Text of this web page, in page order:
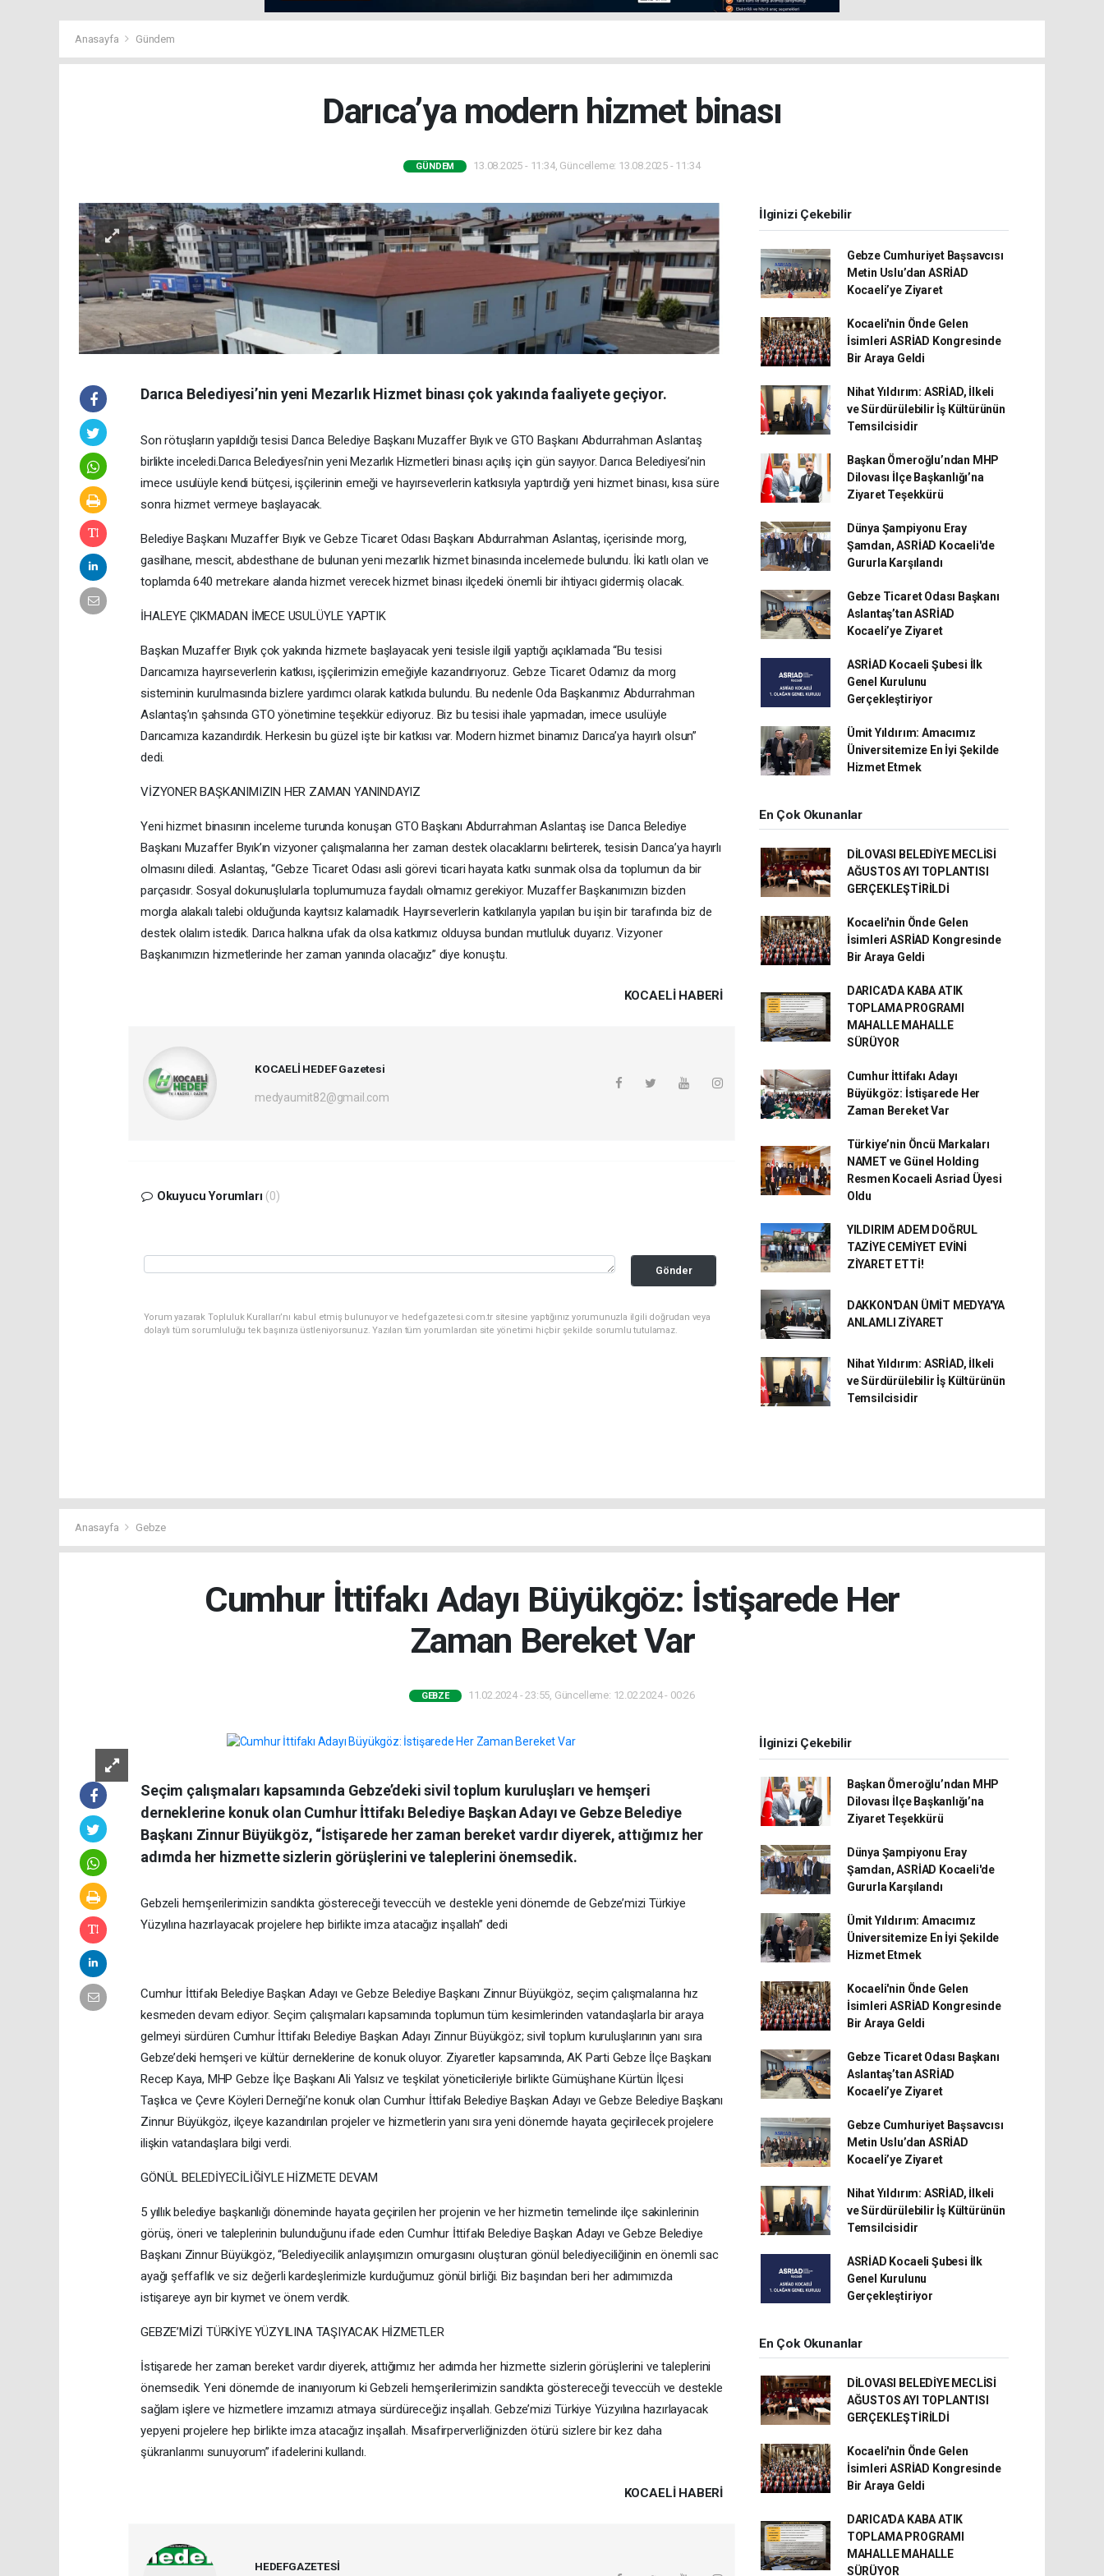
Anasayfa Gündem
Darıca’ya modern hizmet binası
GÜNDEM 13.08.2025 - 11:34, Güncelleme: 13.08.2025 - 11:34
Darıca Belediyesi’nin yeni Mezarlık Hizmet binası çok yakında faaliyete geçiyor.
Son rötuşların yapıldığı tesisi Darıca Belediye Başkanı Muzaffer Bıyık ve GTO Başkanı Abdurrahman Aslantaş
birlikte inceledi.Darıca Belediyesi’nin yeni Mezarlık Hizmetleri binası açılış için gün sayıyor. Darıca Belediyesi’nin
imece usulüyle kendi bütçesi, işçilerinin emeği ve hayırseverlerin katkısıyla yaptırdığı yeni hizmet binası, kısa süre
sonra hizmet vermeye başlayacak.
Belediye Başkanı Muzaffer Bıyık ve Gebze Ticaret Odası Başkanı Abdurrahman Aslantaş, içerisinde morg,
gasilhane, mescit, abdesthane de bulunan yeni mezarlık hizmet binasında incelemede bulundu. İki katlı olan ve
toplamda 640 metrekare alanda hizmet verecek hizmet binası ilçedeki önemli bir ihtiyacı gidermiş olacak.
İHALEYE ÇIKMADAN İMECE USULÜYLE YAPTIK
Başkan Muzaffer Bıyık çok yakında hizmete başlayacak yeni tesisle ilgili yaptığı açıklamada “Bu tesisi
Darıcamıza hayırseverlerin katkısı, işçilerimizin emeğiyle kazandırıyoruz. Gebze Ticaret Odamız da morg
sisteminin kurulmasında bizlere yardımcı olarak katkıda bulundu. Bu nedenle Oda Başkanımız Abdurrahman
Aslantaş’ın şahsında GTO yönetimine teşekkür ediyoruz. Biz bu tesisi ihale yapmadan, imece usulüyle
Darıcamıza kazandırdık. Herkesin bu güzel işte bir katkısı var. Modern hizmet binamız Darıca’ya hayırlı olsun”
dedi.
VİZYONER BAŞKANIMIZIN HER ZAMAN YANINDAYIZ
Yeni hizmet binasının inceleme turunda konuşan GTO Başkanı Abdurrahman Aslantaş ise Darıca Belediye
Başkanı Muzaffer Bıyık’ın vizyoner çalışmalarına her zaman destek olacaklarını belirterek, tesisin Darıca’ya hayırlı
olmasını diledi. Aslantaş, “Gebze Ticaret Odası asli görevi ticari hayata katkı sunmak olsa da toplumun da bir
parçasıdır. Sosyal dokunuşlularla toplumumuza faydalı olmamız gerekiyor. Muzaffer Başkanımızın bizden
morgla alakalı talebi olduğunda kayıtsız kalamadık. Hayırseverlerin katkılarıyla yapılan bu işin bir tarafında biz de
destek olalım istedik. Darıca halkına ufak da olsa katkımız olduysa bundan mutluluk duyarız. Vizyoner
Başkanımızın hizmetlerinde her zaman yanında olacağız” diye konuştu.
KOCAELI HABERİ
KOCAELİ HEDEF Gazetesi
medyaumit82@gmail.com
Okuyucu Yorumları (0)
Gönder
Yorum yazarak Topluluk Kuralları’nı kabul etmiş bulunuyor ve hedefgazetesi.com.tr sitesine yaptığınız yorumunuzla ilgili doğrudan veya
dolaylı tüm sorumluluğu tek başınıza üstleniyorsunuz. Yazılan tüm yorumlardan site yönetimi hiçbir şekilde sorumlu tutulamaz.
İlginizi Çekebilir
Gebze Cumhuriyet Başsavcısı
Metin Uslu’dan ASRİAD
Kocaeli’ye Ziyaret
Kocaeli'nin Önde Gelen
İsimleri ASRİAD Kongresinde
Bir Araya Geldi
Nihat Yıldırım: ASRİAD, İlkeli
ve Sürdürülebilir İş Kültürünün
Temsilcisidir
Başkan Ömeroğlu’ndan MHP
Dilovası İlçe Başkanlığı’na
Ziyaret Teşekkürü
Dünya Şampiyonu Eray
Şamdan, ASRİAD Kocaeli'de
Gururla Karşılandı
Gebze Ticaret Odası Başkanı
Aslantaş’tan ASRİAD
Kocaeli’ye Ziyaret
ASRİAD Kocaeli Şubesi İlk
Genel Kurulunu
Gerçekleştiriyor
Ümit Yıldırım: Amacımız
Üniversitemize En İyi Şekilde
Hizmet Etmek
En Çok Okunanlar
DİLOVASI BELEDİYE MECLİSİ
AĞUSTOS AYI TOPLANTISI
GERÇEKLEŞTİRİLDİ
Kocaeli'nin Önde Gelen
İsimleri ASRİAD Kongresinde
Bir Araya Geldi
DARICA'DA KABA ATIK
TOPLAMA PROGRAMI
MAHALLE MAHALLE
SÜRÜYOR
Cumhur İttifakı Adayı
Büyükgöz: İstişarede Her
Zaman Bereket Var
Türkiye’nin Öncü Markaları
NAMET ve Günel Holding
Resmen Kocaeli Asriad Üyesi
Oldu
YILDIRIM ADEM DOĞRUL
TAZİYE CEMİYET EVİNİ
ZİYARET ETTİ!
DAKKON'DAN ÜMİT MEDYA'YA
ANLAMLI ZİYARET
Nihat Yıldırım: ASRİAD, İlkeli
ve Sürdürülebilir İş Kültürünün
Temsilcisidir
Anasayfa Gebze
Cumhur İttifakı Adayı Büyükgöz: İstişarede Her
Zaman Bereket Var
GEBZE 11.02.2024 - 23:55, Güncelleme: 12.02.2024 - 00:26
Seçim çalışmaları kapsamında Gebze’deki sivil toplum kuruluşları ve hemşeri
derneklerine konuk olan Cumhur İttifakı Belediye Başkan Adayı ve Gebze Belediye
Başkanı Zinnur Büyükgöz, “İstişarede her zaman bereket vardır diyerek, attığımız her
adımda her hizmette sizlerin görüşlerini ve taleplerini önemsedik.
Gebzeli hemşerilerimizin sandıkta göstereceği teveccüh ve destekle yeni dönemde de Gebze’mizi Türkiye
Yüzyılına hazırlayacak projelere hep birlikte imza atacağız inşallah” dedi
Cumhur İttifakı Belediye Başkan Adayı ve Gebze Belediye Başkanı Zinnur Büyükgöz, seçim çalışmalarına hız
kesmeden devam ediyor. Seçim çalışmaları kapsamında toplumun tüm kesimlerinden vatandaşlarla bir araya
gelmeyi sürdüren Cumhur İttifakı Belediye Başkan Adayı Zinnur Büyükgöz; sivil toplum kuruluşlarının yanı sıra
Gebze’deki hemşeri ve kültür derneklerine de konuk oluyor. Ziyaretler kapsamında, AK Parti Gebze İlçe Başkanı
Recep Kaya, MHP Gebze İlçe Başkanı Ali Yalsız ve teşkilat yöneticileriyle birlikte Gümüşhane Kürtün İlçesi
Taşlıca ve Çevre Köyleri Derneği’ne konuk olan Cumhur İttifakı Belediye Başkan Adayı ve Gebze Belediye Başkanı
Zinnur Büyükgöz, ilçeye kazandırılan projeler ve hizmetlerin yanı sıra yeni dönemde hayata geçirilecek projelere
ilişkin vatandaşlara bilgi verdi.
GÖNÜL BELEDİYECİLİĞİYLE HİZMETE DEVAM
5 yıllık belediye başkanlığı döneminde hayata geçirilen her projenin ve her hizmetin temelinde ilçe sakinlerinin
görüş, öneri ve taleplerinin bulunduğunu ifade eden Cumhur İttifakı Belediye Başkan Adayı ve Gebze Belediye
Başkanı Zinnur Büyükgöz, “Belediyecilik anlayışımızın omurgasını oluşturan gönül belediyeciliğinin en önemli sac
ayağı şeffaflık ve siz değerli kardeşlerimizle kurduğumuz gönül birliği. Biz başından beri her adımımızda
istişareye ayrı bir kıymet ve önem verdik.
GEBZE’MİZİ TÜRKİYE YÜZYILINA TAŞIYACAK HİZMETLER
İstişarede her zaman bereket vardır diyerek, attığımız her adımda her hizmette sizlerin görüşlerini ve taleplerini
önemsedik. Yeni dönemde de inanıyorum ki Gebzeli hemşerilerimizin sandıkta göstereceği teveccüh ve destekle
sağlam işlere ve hizmetlere imzamızı atmaya sürdüreceğiz inşallah. Gebze’mizi Türkiye Yüzyılına hazırlayacak
yepyeni projelere hep birlikte imza atacağız inşallah. Misafirperverliğinizden ötürü sizlere bir kez daha
şükranlarımı sunuyorum” ifadelerini kullandı.
KOCAELI HABERİ
HEDEFGAZETESİ
İlginizi Çekebilir
Başkan Ömeroğlu’ndan MHP
Dilovası İlçe Başkanlığı’na
Ziyaret Teşekkürü
Dünya Şampiyonu Eray
Şamdan, ASRİAD Kocaeli'de
Gururla Karşılandı
Ümit Yıldırım: Amacımız
Üniversitemize En İyi Şekilde
Hizmet Etmek
Kocaeli'nin Önde Gelen
İsimleri ASRİAD Kongresinde
Bir Araya Geldi
Gebze Ticaret Odası Başkanı
Aslantaş’tan ASRİAD
Kocaeli’ye Ziyaret
Gebze Cumhuriyet Başsavcısı
Metin Uslu’dan ASRİAD
Kocaeli’ye Ziyaret
Nihat Yıldırım: ASRİAD, İlkeli
ve Sürdürülebilir İş Kültürünün
Temsilcisidir
ASRİAD Kocaeli Şubesi İlk
Genel Kurulunu
Gerçekleştiriyor
En Çok Okunanlar
DİLOVASI BELEDİYE MECLİSİ
AĞUSTOS AYI TOPLANTISI
GERÇEKLEŞTİRİLDİ
Kocaeli'nin Önde Gelen
İsimleri ASRİAD Kongresinde
Bir Araya Geldi
DARICA'DA KABA ATIK
TOPLAMA PROGRAMI
MAHALLE MAHALLE
SÜRÜYOR